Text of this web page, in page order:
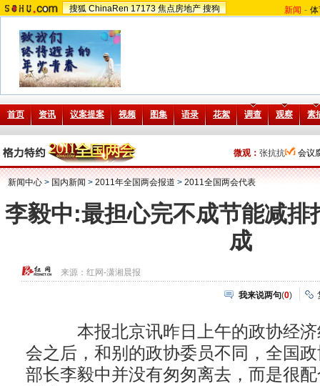
搜狐 ChinaRen 17173 焦点房地产 搜狗 新闻 -
微观： 张抗抗 会议
新闻中心 > 国内新闻 > 2011年全国两会报道 > 2011全国两会代表
李毅中:最担心完不成节能减排
成
来源：红网-潇湘晨报
我来说两句(0)
本报北京讯昨日上午的政协经济
会之后，和别的政协委员不同，全国
部长李毅中并没有匆匆离去，而是很